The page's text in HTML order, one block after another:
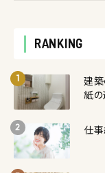
RANKING
建築
紙
仕事